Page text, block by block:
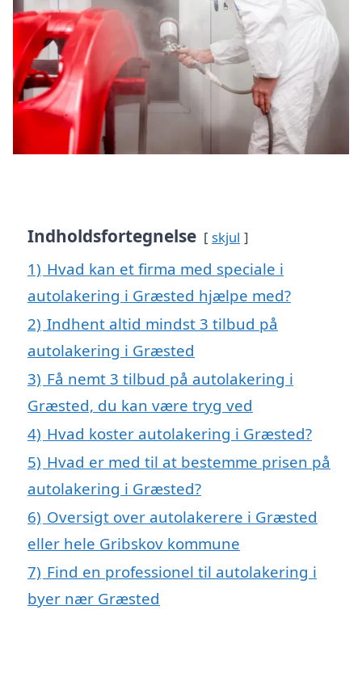
Indholdsfortegnelse skjul
1) Hvad kan et firma med speciale i
autolakering i Græsted hjælpe med?
2) Indhent altid mindst 3 tilbud på
autolakering i Græsted
3) Få nemt 3 tilbud på autolakering i
Græsted, du kan være tryg ved
4) Hvad koster autolakering i Græsted?
5) Hvad er med til at bestemme prisen på
autolakering i Græsted?
6) Oversigt over autolakerere i Græsted
eller hele Gribskov kommune
7) Find en professionel til autolakering i
byer nær Græsted